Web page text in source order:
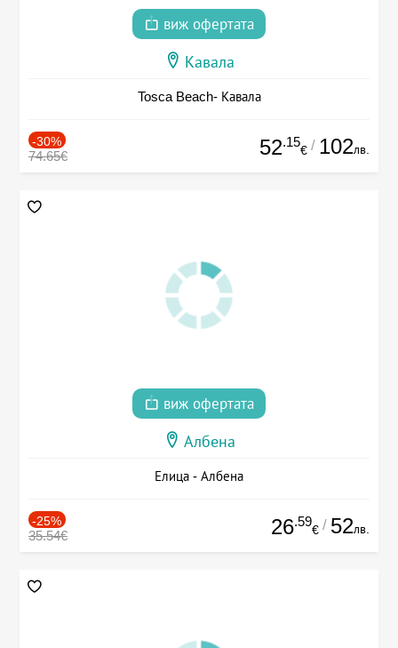
виж офертата
Кавала
Tosca Beach- Кавала
-30%
74.65€ 52.15
€ / 102лв.
виж офертата
Албена
Елица - Албена
-25%
35.54€ 26.59
€ / 52лв.